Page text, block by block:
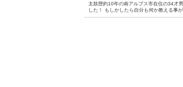
太鼓歴約10年の南アルプス市在住の34才
した！ もしかしたら自分も何か教える事